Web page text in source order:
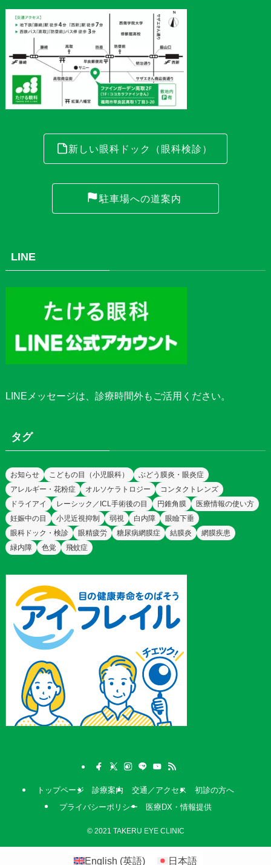
新しい眼科ドック（眼科検診）
駐車場への道案内
LINE
LINEメッセージは、診療時間外もご活用ください。
タグ
お知らせ こどもの目（小児眼科）
ぶどう膜炎・眼炎症
アレルギー・花粉症
オルソケラトロジー
コンタクトレンズ
ドライアイ
レーシック／ICL手術後の目 円錐角膜
医療情報の使い方
妊娠中の目
小児近視抑制 弱視 白内障
眼瞼下垂
眼科ドック・検診
眼精疲労 糖尿病網膜症 結膜炎
網膜疾患
緑内障
色覚 飛蚊症
トップページ 診療案内 交通／アクセス
初診の方へ
プライバシーポリシー
医療DX・情報提供
©2021 TAKERU EYE CLINIC
English (英語) 日本語